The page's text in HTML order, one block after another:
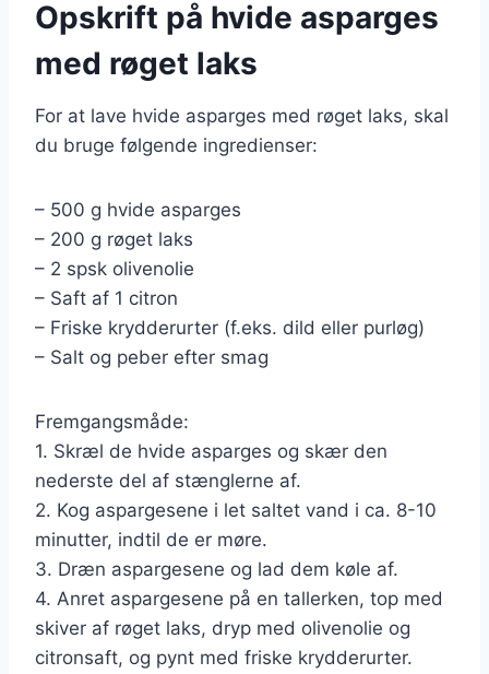
Opskrift på hvide asparges
med røget laks
For at lave hvide asparges med røget laks, skal
du bruge følgende ingredienser:
– 500 g hvide asparges
– 200 g røget laks
– 2 spsk olivenolie
– Saft af 1 citron
– Friske krydderurter (f.eks. dild eller purløg)
– Salt og peber efter smag
Fremgangsmåde:
1. Skræl de hvide asparges og skær den
nederste del af stænglerne af.
2. Kog aspargesene i let saltet vand i ca. 8-10
minutter, indtil de er møre.
3. Dræn aspargesene og lad dem køle af.
4. Anret aspargesene på en tallerken, top med
skiver af røget laks, dryp med olivenolie og
citronsaft, og pynt med friske krydderurter.